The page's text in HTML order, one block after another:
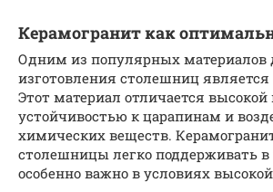
Керамогранит как
Одним из популярных материалов
изготовления столешниц является
Этот материал отличается
устойчивостью к царапинам и
химических веществ.
столешницы легко поддерживать в
особенно важно в условиях